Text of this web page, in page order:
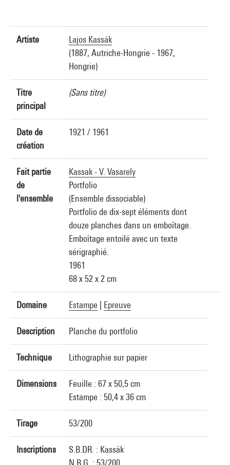
Artiste
Lajos Kassák
(1887, Autriche-Hongrie - 1967,
Hongrie)
Titre
principal
(Sans titre)
Date de
création
1921 / 1961
Fait partie
de
l'ensemble
Kassak - V. Vasarely
Portfolio
(Ensemble dissociable)
Portfolio de dix-sept éléments dont
douze planches dans un emboîtage.
Emboîtage entoilé avec un texte
sérigraphié.
1961
68 x 52 x 2 cm
Domaine Estampe Epreuve
Description Planche du portfolio
Technique Lithographie sur papier
Dimensions
Feuille : 67 x 50,5 cm
Estampe : 50,4 x 36 cm
Tirage 53/200
Inscriptions
S.B.DR. : Kassák
N.B.G. : 53/200